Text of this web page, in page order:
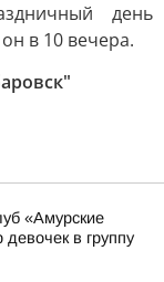
день
в 10 вечера.
«Амурские
в группу